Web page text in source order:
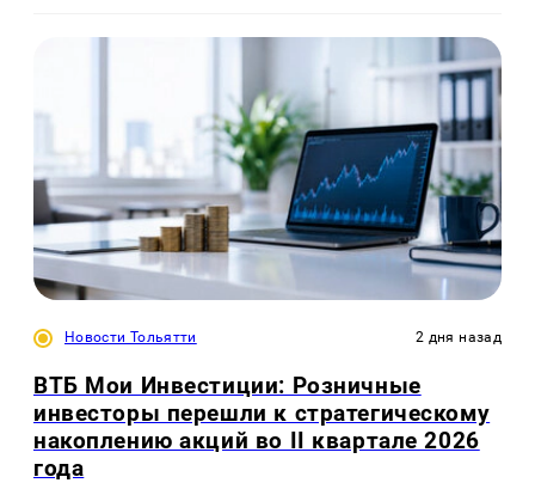
Новости Тольятти 2 дня назад
ВТБ Мои Инвестиции: Розничные
инвесторы перешли к стратегическому
накоплению акций во II квартале 2026
года